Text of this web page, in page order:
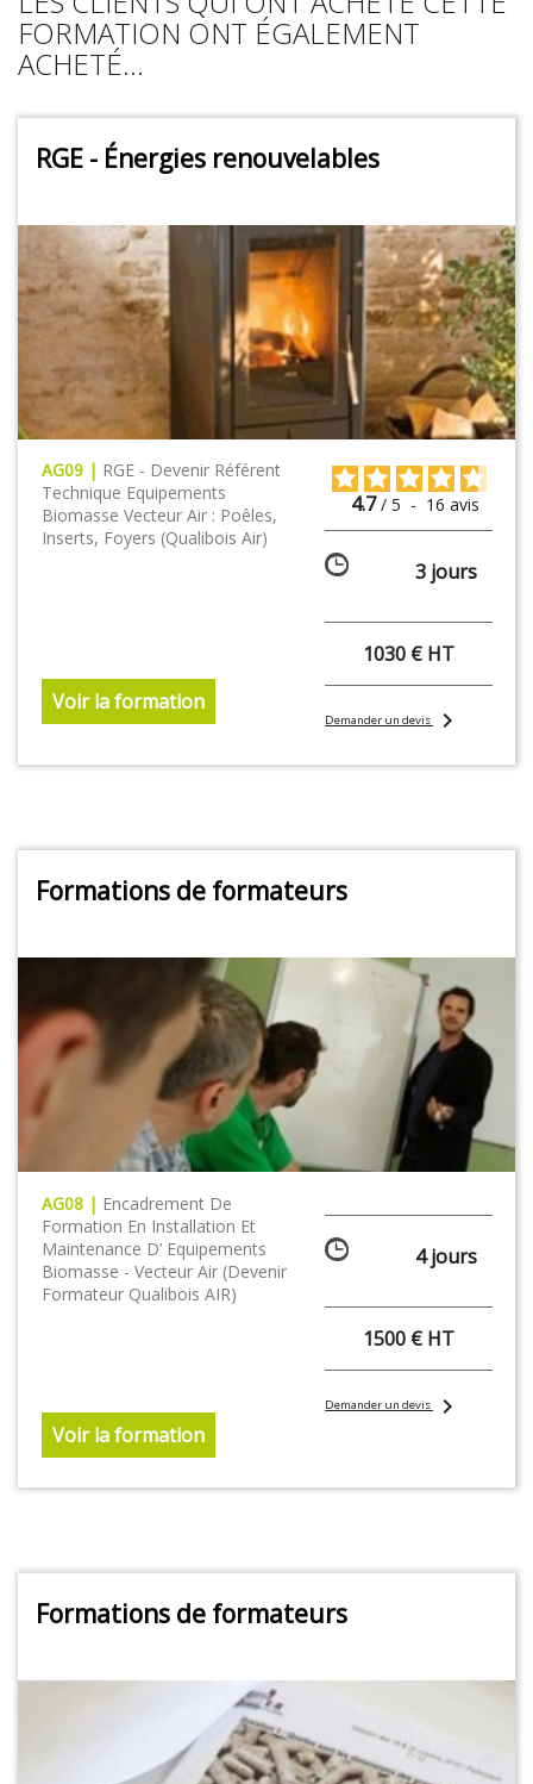
FORMATION ONT ÉGALEMENT
ACHETÉ...
RGE - Énergies renouvelables
AG09 | RGE - Devenir Référent
Technique Equipements
Biomasse Vecteur Air : Poêles,
Inserts, Foyers (Qualibois Air)
Voir la formation
4.7 / 5 - 16 avis
3 jours
1030 € HT
Demander un devischevron_right
Formations de formateurs
AG08 | Encadrement De
Formation En Installation Et
Maintenance D’ Equipements
Biomasse - Vecteur Air (Devenir
Formateur Qualibois AIR)
Voir la formation
4 jours
1500 € HT
Demander un devischevron_right
Formations de formateurs